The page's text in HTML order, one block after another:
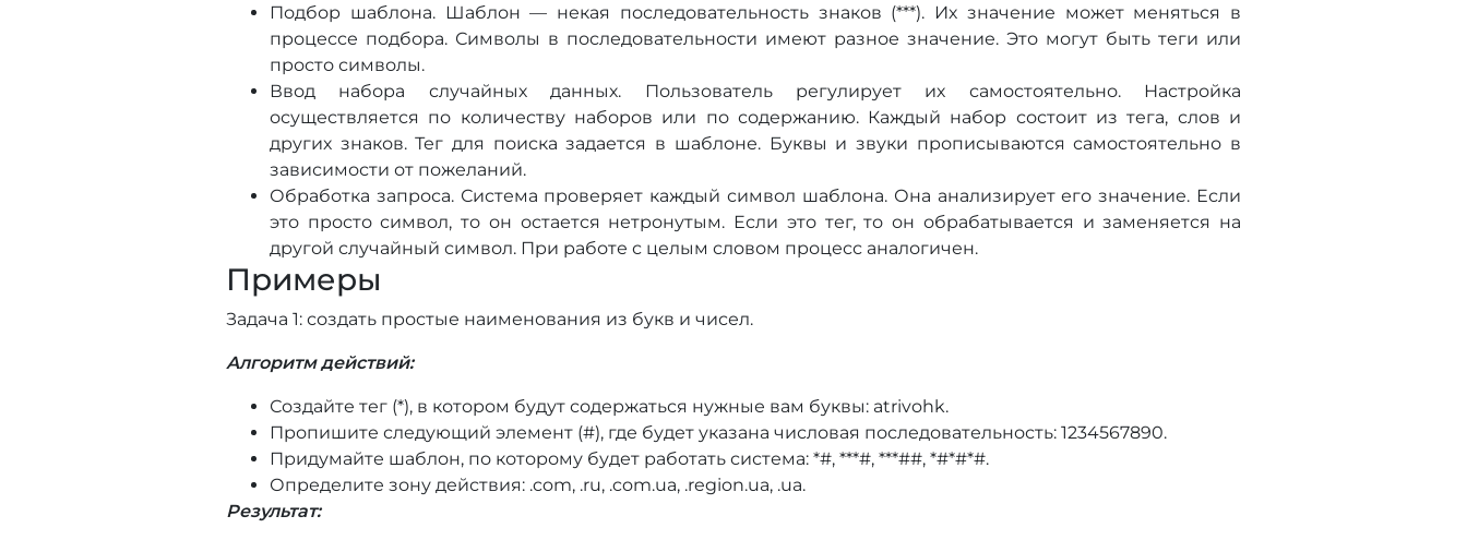
Подбор шаблона. Шаблон — некая последовательность знаков (***). Их значение может меняться в
процессе подбора. Символы в последовательности имеют разное значение. Это могут быть теги или
просто символы.
Ввод набора случайных данных. Пользователь регулирует их самостоятельно. Настройка
осуществляется по количеству наборов или по содержанию. Каждый набор состоит из тега, слов и
других знаков. Тег для поиска задается в шаблоне. Буквы и звуки прописываются самостоятельно в
зависимости от пожеланий.
Обработка запроса. Система проверяет каждый символ шаблона. Она анализирует его значение. Если
это просто символ, то он остается нетронутым. Если это тег, то он обрабатывается и заменяется на
другой случайный символ. При работе с целым словом процесс аналогичен.
Примеры
Задача 1: создать простые наименования из букв и чисел.
Алгоритм действий:
Создайте тег (*), в котором будут содержаться нужные вам буквы: atrivohk.
Пропишите следующий элемент (#), где будет указана числовая последовательность: 1234567890.
Придумайте шаблон, по которому будет работать система: *#, ***#, ***##, *#*#*#.
Определите зону действия: .com, .ru, .com.ua, .region.ua, .ua.
Результат: